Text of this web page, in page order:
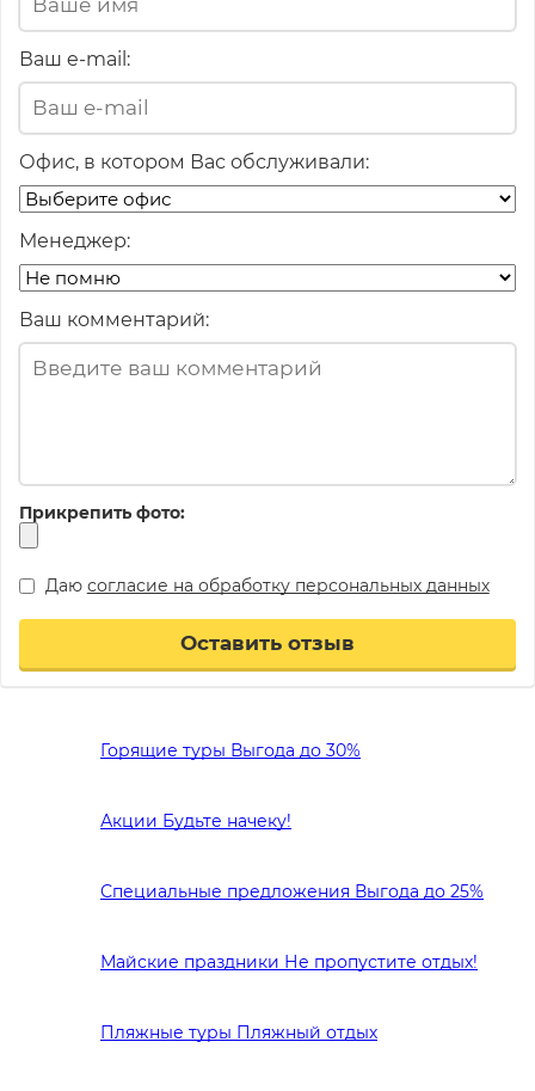
Горящие туры Выгода до 30%
Акции Будьте начеку!
Специальные предложения Выгода до 25%
Майские праздники Не пропустите отдых!
Пляжные туры Пляжный отдых
Ваш e-mail:
Офис, в котором Вас обслуживали:
Менеджер:
Ваш комментарий:
Прикрепить фото:
Даю согласие на обработку персональных данных